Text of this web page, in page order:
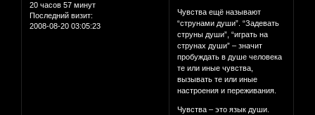
20 часов 57 минут
Последний визит:
2008-08-20 03:05:23
Чувства ещё называют
“струнами души”. “Задевать
струны души”, “играть на
струнах души” – значит
пробуждать в душе человека
те или иные чувства,
вызывать те или иные
настроения и переживания.
Чувства – это язык души.